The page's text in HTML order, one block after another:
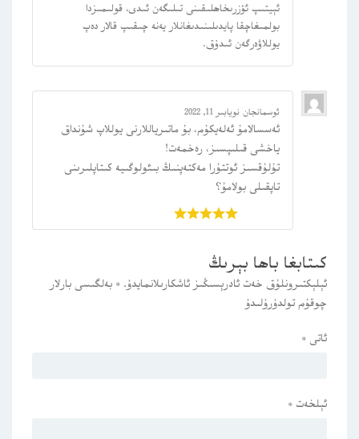
ئېيتىپ ئۆزرىخاھلىقىنى تىلىگەن ئىدى، قولىمىزدا
بولمىغاچقا پايدىلىنىدىغانلار يەنە چىقىپ قالار دەپ
يوللاۋەرگەن ئىدۇق.
ئوسمانجان نويابىر 11, 2022
ئەسسالامۇ ئەلەيكۇم، بۇ ماتىرياللارنى يوللاپ شۇنداق
ياخشى قىلىپسىز، رەخمەت!
تۇلۇقسىز ئوتتۇرا مەكتەپنىڭ بىئولوگىيە كىتاپلىرىنى
تاپقىلى بولامۇ؟
كىتابغا باھا بېرىڭ
ئېلېكتىرونلۇق خەت ئادرېسىڭىز ئاشكارىلانمايدۇ. * بەلگىسى بارلار
چوقۇم تولدۇرۇلىدۇ
ئاتى *
ئېلخەت *